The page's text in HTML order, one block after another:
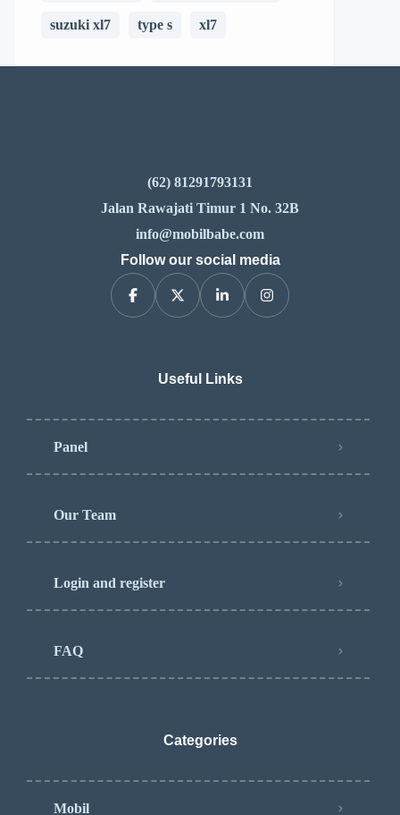
suzuki xl7 type s xl7
(62) 81291793131
Jalan Rawajati Timur 1 No. 32B
info@mobilbabe.com
Follow our social media
Useful Links
Panel
Our Team
Login and register
FAQ
Categories
Mobil